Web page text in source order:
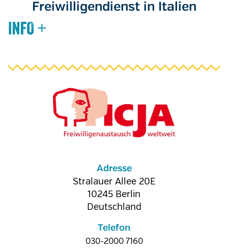
Freiwilligendienst in Italien
Adresse
Stralauer Allee 20E
10245 Berlin
Deutschland
Telefon
030-2000 7160